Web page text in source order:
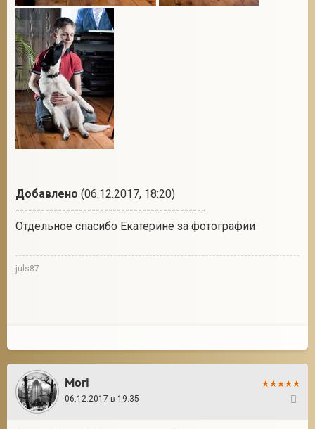
Добавлено (06.12.2017, 18:20)
---------------------------------------------
Отдельное спасибо Екатерине за фотографии
juls87
Mori
06.12.2017 в 19:35